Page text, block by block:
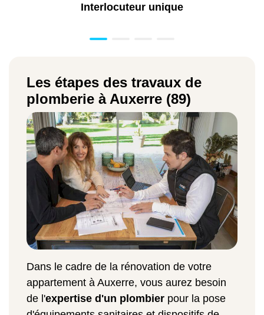
Interlocuteur unique
Les étapes des travaux de
plomberie à Auxerre (89)
Dans le cadre de la rénovation de votre
appartement à Auxerre, vous aurez besoin
de l'expertise d'un plombier pour la pose